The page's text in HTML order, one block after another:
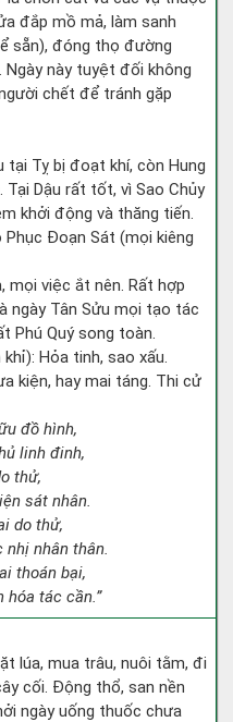
đắp mồ mả, làm sanh
sẵn), đóng thọ đường
này tuyệt đối không
chết để tránh gặp
tại Tỵ bị đoạt khí, còn Hung
Tại Dậu rất tốt, vì Sao Chủy
khởi động và thăng tiến.
Phục Đoạn Sát (mọi kiêng
mọi việc ắt nên. Rất hợp
ngày Tân Sửu mọi tạo tác
Phú Quý song toàn.
Hỏa tinh, sao xấu.
kiện, hay mai táng. Thi cử
đồ hình,
linh đinh,
thử,
sát nhân.
do thử,
nhị nhân thân.
thoán bại,
hóa tác cần.”
lúa, mua trâu, nuôi tằm, đi
cối. Động thổ, san nền
ngày uống thuốc chưa